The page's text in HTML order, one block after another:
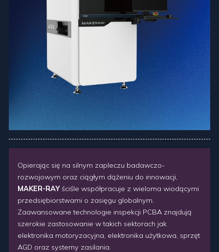
Opierając się na silnym zapleczu badawczo-
rozwojowym oraz ciągłym dążeniu do innowacji,
MAKER-RAYściśle współpracuje z wieloma wiodącymi
przedsiębiorstwami o zasięgu globalnym.
Zaawansowane technologie inspekcji PCBA znajdują
szerokie zastosowanie w takich sektorach jak
elektronika motoryzacyjna, elektronika użytkowa, sprzęt
AGD oraz systemy zasilania.